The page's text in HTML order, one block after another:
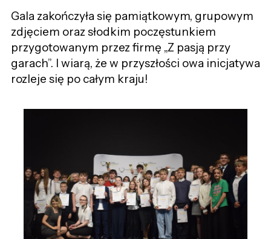
Gala zakończyła się pamiątkowym, grupowym
zdjęciem oraz słodkim poczęstunkiem
przygotowanym przez firmę „Z pasją przy
garach”. I wiarą, że w przyszłości owa inicjatywa
rozleje się po całym kraju!